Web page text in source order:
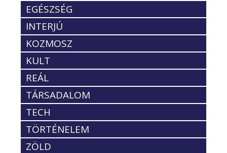
EGÉSZSÉG
INTERJÚ
KOZMOSZ
KULT
REÁL
TÁRSADALOM
TECH
TÖRTÉNELEM
ZÖLD